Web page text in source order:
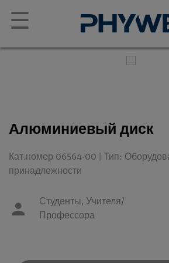
☰
Алюминиевый диск
Кат.номер 06564-00 | Тип:
принадлежности
Студенты, Учителя/
Профессора